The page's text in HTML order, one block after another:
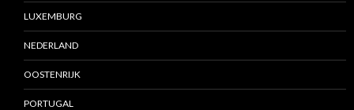
LUXEMBURG
NEDERLAND
OOSTENRIJK
PORTUGAL